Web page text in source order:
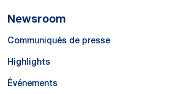
Newsroom
Communiqués de presse
Highlights
Événements